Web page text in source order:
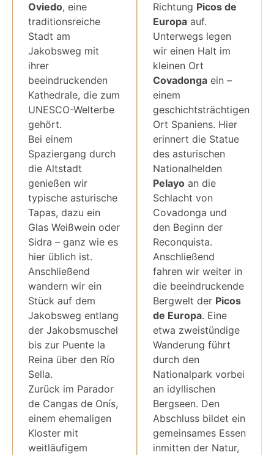
Richtung Picos de
Europa auf.
Unterwegs legen
wir einen Halt im
kleinen Ort
Covadonga ein –
einem
geschichtsträchtigen
Ort Spaniens. Hier
erinnert die Statue
des asturischen
Nationalhelden
Pelayo an die
Schlacht von
Covadonga und
den Beginn der
Reconquista.
Anschließend
fahren wir weiter in
die beeindruckende
Bergwelt der Picos
de Europa. Eine
etwa zweistündige
Wanderung führt
durch den
Nationalpark vorbei
an idyllischen
Bergseen. Den
Abschluss bildet ein
gemeinsames Essen
inmitten der Natur,
Oviedo, eine
traditionsreiche
Stadt am
Jakobsweg mit
ihrer
beeindruckenden
Kathedrale, die zum
UNESCO-Welterbe
gehört.
Bei einem
Spaziergang durch
die Altstadt
genießen wir
typische asturische
Tapas, dazu ein
Glas Weißwein oder
Sidra – ganz wie es
hier üblich ist.
Anschließend
wandern wir ein
Stück auf dem
Jakobsweg entlang
der Jakobsmuschel
bis zur Puente la
Reina über den Río
Sella.
Zurück im Parador
de Cangas de Onís,
einem ehemaligen
Kloster mit
weitläufigem